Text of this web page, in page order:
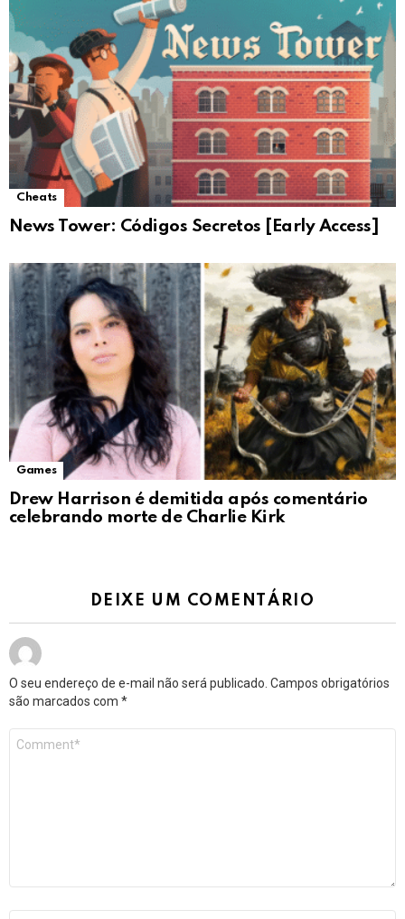
Cheats
News Tower: Códigos Secretos [Early Access]
Games
Drew Harrison é demitida após comentário
celebrando morte de Charlie Kirk
DEIXE UM COMENTÁRIO
O seu endereço de e-mail não será publicado. Campos obrigatórios
são marcados com *